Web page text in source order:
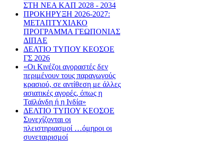
ΣΤΗ ΝΕΑ ΚΑΠ 2028 - 2034
ΠΡΟΚΗΡΥΞΗ 2026-2027:
ΜΕΤΑΠΤΥΧΙΑΚΟ
ΠΡΟΓΡΑΜΜΑ ΓΕΩΠΟΝΙΑΣ
ΔΙΠΑΕ
ΔΕΛΤΙΟ ΤΥΠΟΥ ΚΕΟΣΟΕ
ΓΣ 2026
«Οι Κινέζοι αγοραστές δεν
περιμένουν τους παραγωγούς
κρασιού, σε αντίθεση με άλλες
ασιατικές αγορές, όπως η
Ταϊλάνδη ή η Ινδία»
ΔΕΛΤΙΟ ΤΥΠΟΥ ΚΕΟΣΟΕ
Συνεχίζονται οι
πλειστηριασμοί …όμηροι οι
συνεταιρισμοί